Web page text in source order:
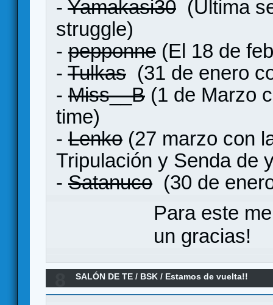
- Yamakasi30 (Última
struggle)
- pepponne (El 18 de
- Tulkas (31 de enero
- Miss__B (1 de Marzo
time)
- Lenko (27 marzo con
Tripulación y Senda de
- Satanuco (30 de
Para este
un gracias!
SALÓN DE TE / BSK / Estamos de vuelta!!